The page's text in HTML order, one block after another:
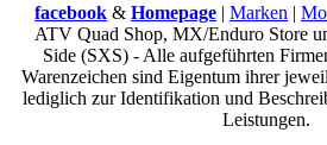
facebook & Homepage | Marken |
ATV Quad Shop, MX/Enduro Store
Side (SXS) - Alle aufgeführten
Warenzeichen sind Eigentum ihrer
lediglich zur Identifikation und
Leistungen.